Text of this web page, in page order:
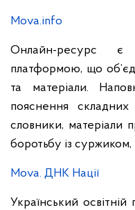
Mova.info
Онлайн-ресурс є
платформою, що
та матеріали.
пояснення складних
словники, матеріали
боротьбу із суржиком,
Mova. ДНК Нації
Український